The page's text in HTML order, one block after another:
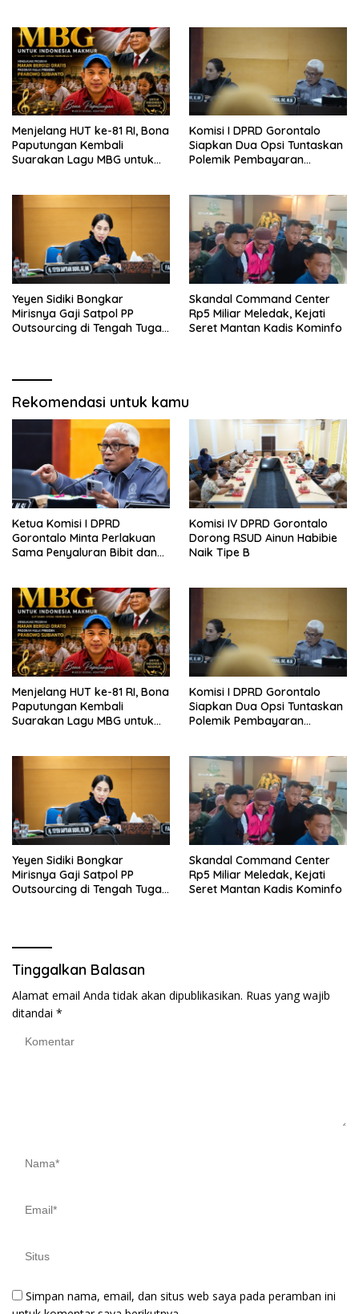
Menjelang HUT ke-81 RI, Bona
Paputungan Kembali
Suarakan Lagu MBG untuk
Komisi I DPRD Gorontalo
Siapkan Dua Opsi Tuntaskan
Polemik Pembayaran
Yeyen Sidiki Bongkar
Mirisnya Gaji Satpol PP
Outsourcing di Tengah Tugas
Skandal Command Center
Rp5 Miliar Meledak, Kejati
Seret Mantan Kadis Kominfo
Rekomendasi untuk kamu
Ketua Komisi I DPRD
Gorontalo Minta Perlakuan
Sama Penyaluran Bibit dan
Komisi IV DPRD Gorontalo
Dorong RSUD Ainun Habibie
Naik Tipe B
Menjelang HUT ke-81 RI, Bona
Paputungan Kembali
Suarakan Lagu MBG untuk
Komisi I DPRD Gorontalo
Siapkan Dua Opsi Tuntaskan
Polemik Pembayaran
Yeyen Sidiki Bongkar
Mirisnya Gaji Satpol PP
Outsourcing di Tengah Tugas
Skandal Command Center
Rp5 Miliar Meledak, Kejati
Seret Mantan Kadis Kominfo
Tinggalkan Balasan
Alamat email Anda tidak akan dipublikasikan. Ruas yang wajib
ditandai *
Simpan nama, email, dan situs web saya pada peramban ini